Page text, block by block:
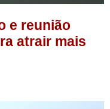
e reunião
atrair mais